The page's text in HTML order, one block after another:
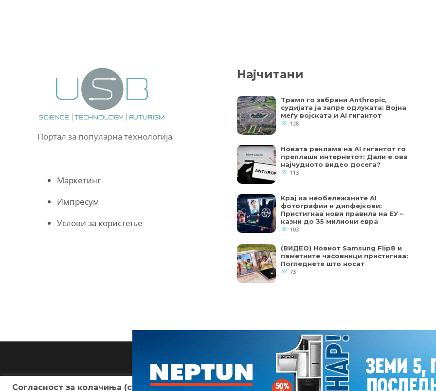
Портал за популарна технологија
Маркетинг
Импресум
Услови за користење
Најчитани
Трамп го забрани Anthropic,
судијата ја запре одлуката: Војна
меѓу војската и AI гигантот
128
Новата реклама на AI гигантот го
преплаши интернетот: Дали е ова
најчудното видео досега?
113
Крај на необележаните AI
фотографии и дипфејкови:
Пристигнаа нови правила на ЕУ –
казни до 35 милиони евра
103
(ВИДЕО) Новиот Samsung Flip8 и
паметните часовници пристигнаа:
Погледнете што носат
73
Согласност за колачиња (cookies)